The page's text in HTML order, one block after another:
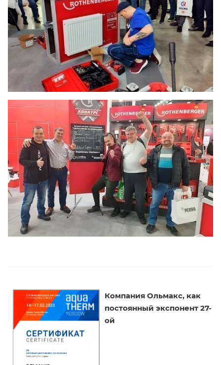
Компания Ольмакс, как
постоянный экспонент 27-
ой